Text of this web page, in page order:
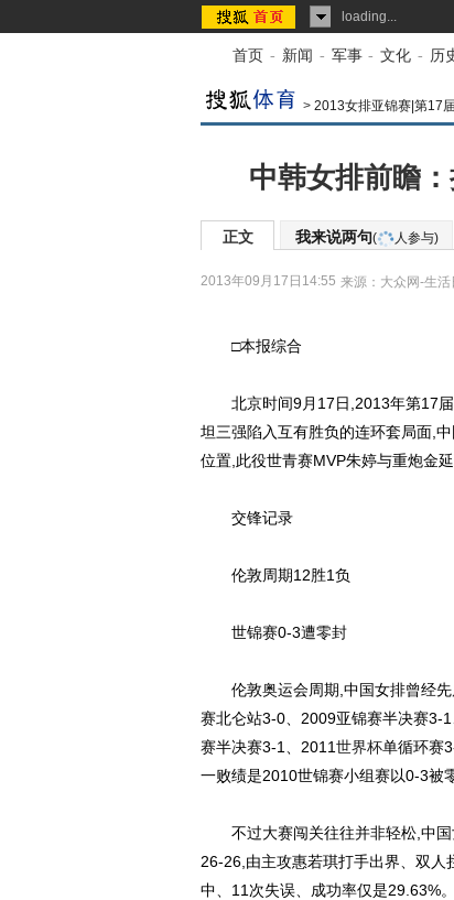
loading...
首页 - 新闻 - 军事 - 文化 - 历
> 2013女排亚锦赛|第17
中韩女排前瞻
正文 我来说两句( 人参与)
2013年09月17日14:55 来源： 大众网-生活
□本报综合
北京时间9月17日,2013年第17届
坦三强陷入互有胜负的连环套局面,
位置,此役世青赛MVP朱婷与重炮金
交锋记录
伦敦周期12胜1负
世锦赛0-3遭零封
伦敦奥运会周期,中国女排曾经先
赛北仑站3-0、2009亚锦赛半决赛3-
赛半决赛3-1、2011世界杯单循环赛
一败绩是2010世锦赛小组赛以0-3被
不过大赛闯关往往并非轻松,中国
26-26,由主攻惠若琪打手出界、双
中、11次失误、成功率仅是29.63%